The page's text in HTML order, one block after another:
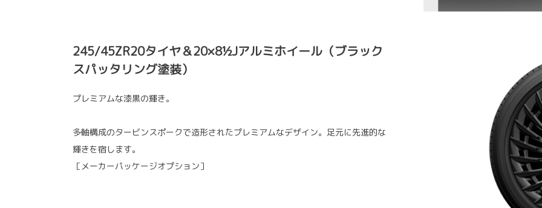
245/45ZR20タイヤ＆20×8½Jアルミホイール（ブラック
スパッタリング塗装）
プレミアムな漆黒の輝き。
多軸構成のタービンスポークで造形されたプレミアムなデザイン。足元に先進的な
輝きを宿します。
［メーカーパッケージオプション］